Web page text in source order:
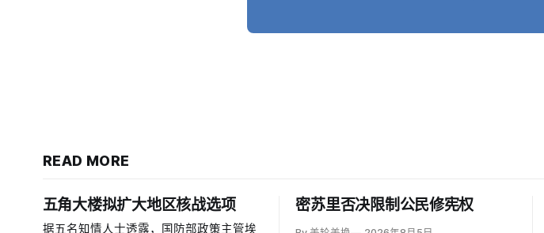
READ MORE
五角大楼拟扩大地区核战选项
据五名知情人士透露，国防部政策主管埃
密苏里否决限制公民修宪权